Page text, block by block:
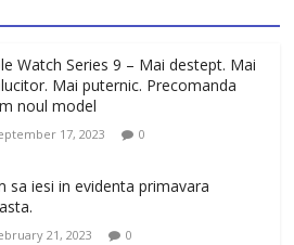
Watch Series 9 – Mai destept. Mai
Mai puternic. Precomanda
noul model
17, 2023 0
sa iesi in evidenta primavara
21, 2023 0